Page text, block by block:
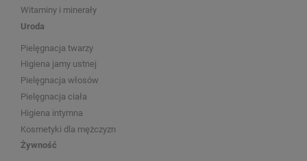
Witaminy i minerały
Uroda
Pielęgnacja twarzy
Higiena jamy ustnej
Pielęgnacja włosów
Pielęgnacja ciała
Higiena intymna
Kosmetyki dla mężczyzn
Żywność